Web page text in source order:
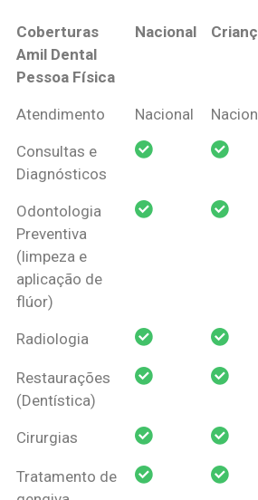
Coberturas
Amil Dental
Pessoa Física
Nacional
Coberturas
Pessoa Física
Nacional Criança
Atendimento Nacional
Consultas e
Diagnósticos
Odontologia
Preventiva
(limpeza e
aplicação de
flúor)
Radiologia
Restaurações
(Dentística)
Cirurgias
Tratamento de